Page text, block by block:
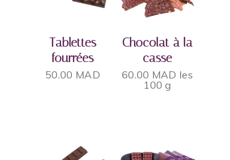
AJOUTER AU
Tablettes
fourrées
50.00 MAD
AJOUTER AU
PANIER
Chocolat à la
casse
60.00 MAD les
100 g